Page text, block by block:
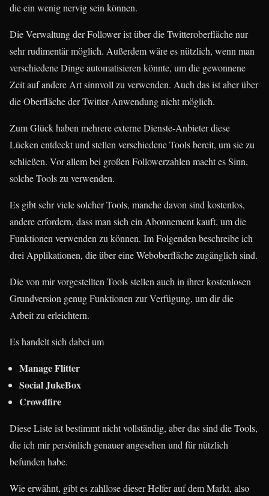
die ein wenig nervig sein können.
Die Verwaltung der Follower ist über die Twitteroberfläche nur
sehr rudimentär möglich. Außerdem wäre es nützlich, wenn man
verschiedene Dinge automatisieren könnte, um die gewonnene
Zeit auf andere Art sinnvoll zu verwenden. Auch das ist aber über
die Oberfläche der Twitter-Anwendung nicht möglich.
Zum Glück haben mehrere externe Dienste-Anbieter diese
Lücken entdeckt und stellen verschiedene Tools bereit, um sie zu
schließen. Vor allem bei großen Followerzahlen macht es Sinn,
solche Tools zu verwenden.
Es gibt sehr viele solcher Tools, manche davon sind kostenlos,
andere erfordern, dass man sich ein Abonnement kauft, um die
Funktionen verwenden zu können. Im Folgenden beschreibe ich
drei Applikationen, die über eine Weboberfläche zugänglich sind.
Die von mir vorgestellten Tools stellen auch in ihrer kostenlosen
Grundversion genug Funktionen zur Verfügung, um dir die
Arbeit zu erleichtern.
Es handelt sich dabei um
Manage Flitter
Social JukeBox
Crowdfire
Diese Liste ist bestimmt nicht vollständig, aber das sind die Tools,
die ich mir persönlich genauer angesehen und für nützlich
befunden habe.
Wie erwähnt, gibt es zahllose dieser Helfer auf dem Markt, also